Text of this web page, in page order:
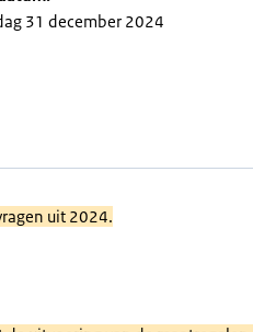
31 december 2024
uit 2024.